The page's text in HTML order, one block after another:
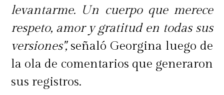
levantarme. Un cuerpo que merece
respeto, amor y gratitud en todas sus
versiones",señaló Georgina luego de
la ola de comentarios que generaron
sus registros.